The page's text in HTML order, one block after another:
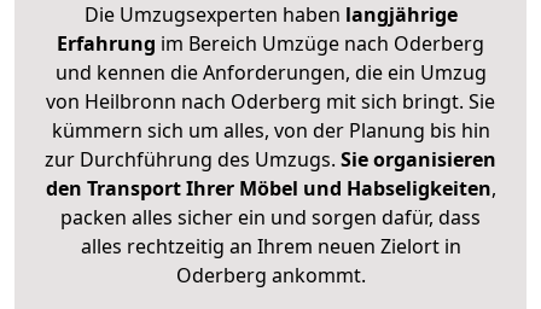
Die Umzugsexperten haben langjährige
Erfahrung im Bereich Umzüge nach Oderberg
und kennen die Anforderungen, die ein Umzug
von Heilbronn nach Oderberg mit sich bringt. Sie
kümmern sich um alles, von der Planung bis hin
zur Durchführung des Umzugs. Sie organisieren
den Transport Ihrer Möbel und Habseligkeiten,
packen alles sicher ein und sorgen dafür, dass
alles rechtzeitig an Ihrem neuen Zielort in
Oderberg ankommt.